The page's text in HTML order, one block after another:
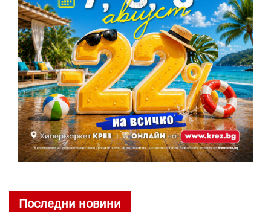
Последни новини